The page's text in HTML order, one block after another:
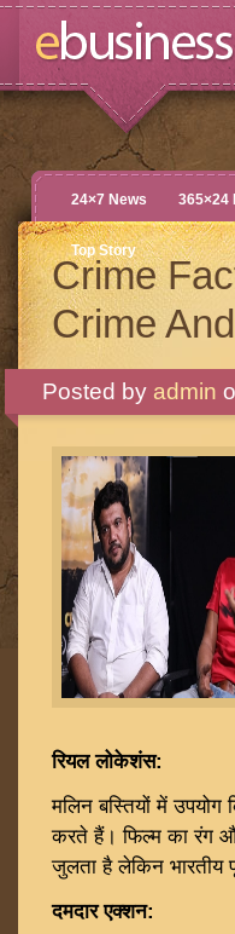
24×7 News 365×24
Top Story
Crime
Crime
Posted by admin
रियल लोकेशंस:
मलिन बस्तियों में उपयोग
करते हैं। फिल्म का रंग
जुलता है लेकिन भारतीय
दमदार एक्शन: